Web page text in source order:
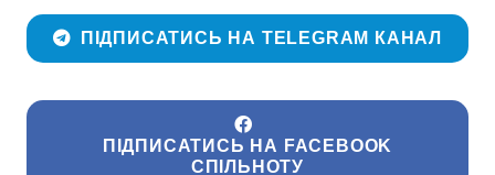
ПІДПИСАТИСЬ НА TELEGRAM КАНАЛ
ПІДПИСАТИСЬ НА FACEBOOK
СПІЛЬНОТУ